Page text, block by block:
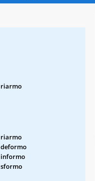
riarmo
riarmo
deformo
informo
sformo